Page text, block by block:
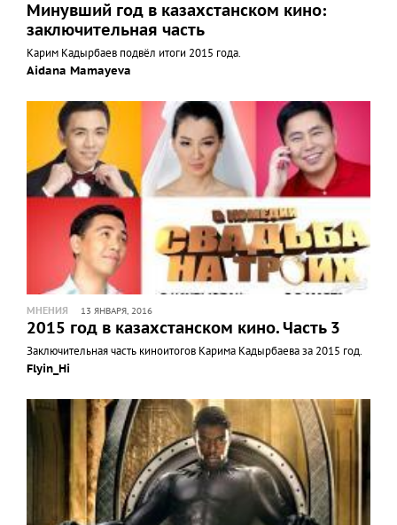
Минувший год в казахстанском кино:
заключительная часть
Карим Кадырбаев подвёл итоги 2015 года.
Aidana Mamayeva
МНЕНИЯ 13 ЯНВАРЯ, 2016
2015 год в казахстанском кино. Часть 3
Заключительная часть киноитогов Карима Кадырбаева за 2015 год.
Flyin_Hi